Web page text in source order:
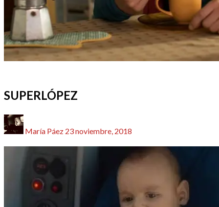
SUPERLÓPEZ
María Páezel
23 noviembre, 2018